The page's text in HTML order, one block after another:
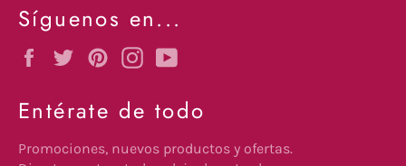
Síguenos en...
FacebookTwitterPinterestInstagram
Entérate de todo
Promociones, nuevos productos y ofertas.